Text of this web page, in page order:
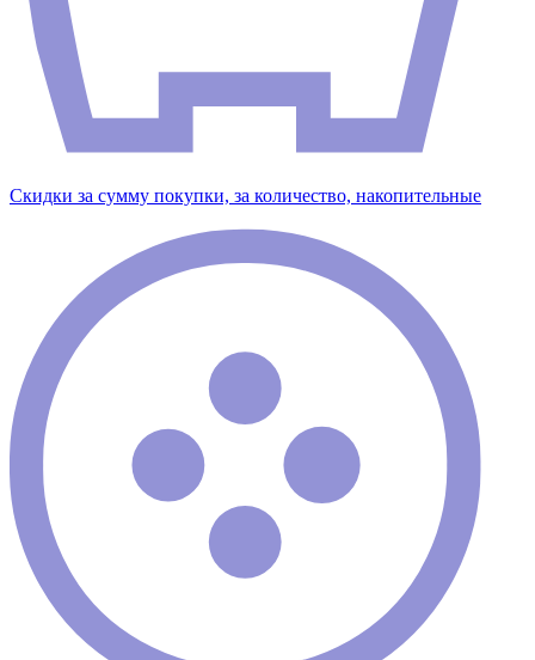
Скидки за сумму покупки, за количество, накопительные